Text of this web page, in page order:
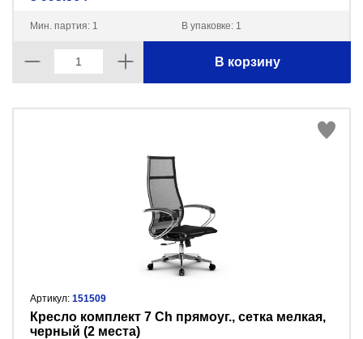
Мин. партия: 1 В упаковке: 1
В корзину
Артикул: 151509
Кресло комплект 7 Ch прямоуг., сетка мелкая,
черный (2 места)